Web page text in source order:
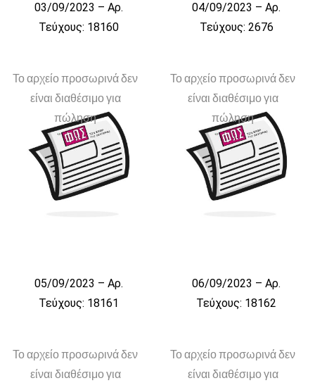
03/09/2023 – Αρ.
Τεύχους: 18160
04/09/2023 – Αρ.
Τεύχους: 2676
Το αρχείο προσωρινά δεν
είναι διαθέσιμο για
πώληση
05/09/2023 – Αρ.
Τεύχους: 18161
Το αρχείο προσωρινά δεν
είναι διαθέσιμο για
πώληση
06/09/2023 – Αρ.
Τεύχους: 18162
Το αρχείο προσωρινά δεν
είναι διαθέσιμο για
Το αρχείο προσωρινά δεν
είναι διαθέσιμο για